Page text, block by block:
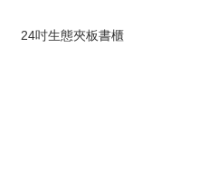
24吋生態夾板書櫃